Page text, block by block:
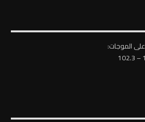
على الموجات:
102.3 –